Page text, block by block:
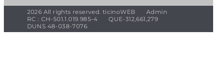
2026 All rights reserved. ticinoWEB
Admin
RC : CH-501.1.019.985-4
QUE-312,661,279
DUNS 48-038-7076